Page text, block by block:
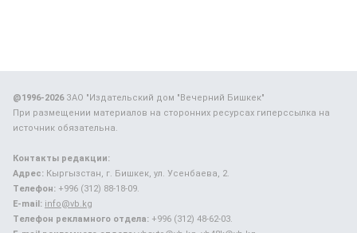
@1996-2026ЗАО "Издательский дом "Вечерний Бишкек"
При размещении материалов на сторонних ресурсах гиперссылка на
источник обязательна.
Контакты редакции:
Адрес: Кыргызстан, г. Бишкек, ул. Усенбаева, 2.
Телефон: +996 (312) 88-18-09.
E-mail: info@vb.kg
Телефон рекламного отдела: +996 (312) 48-62-03.